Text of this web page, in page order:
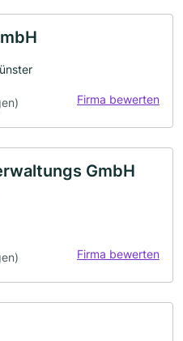
Firma bewerten
GmbH
Firma bewerten